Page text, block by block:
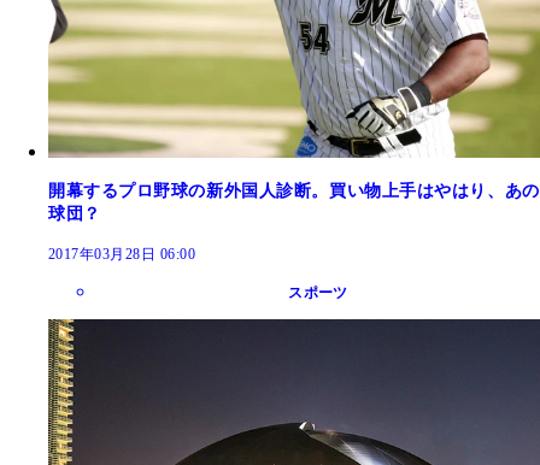
開幕するプロ野球の新外国人診断。買い物上手はやはり、あの
球団？
2017年03月28日 06:00
スポーツ